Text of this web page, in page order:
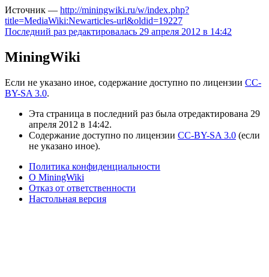
Источник — http://miningwiki.ru/w/index.php?
title=MediaWiki:Newarticles-url&oldid=19227
Последний раз редактировалась 29 апреля 2012 в 14:42
MiningWiki
Если не указано иное, содержание доступно по лицензии CC-
BY-SA 3.0.
Эта страница в последний раз была отредактирована 29
апреля 2012 в 14:42.
Содержание доступно по лицензии CC-BY-SA 3.0 (если
не указано иное).
Политика конфиденциальности
О MiningWiki
Отказ от ответственности
Настольная версия